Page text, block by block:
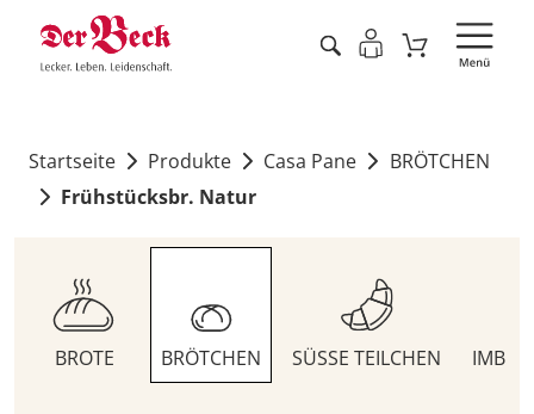
Startseite Produkte Casa Pane
BRÖTCHEN
Frühstücksbr. Natur
BROTE BRÖTCHEN SÜSSE TEILCHEN